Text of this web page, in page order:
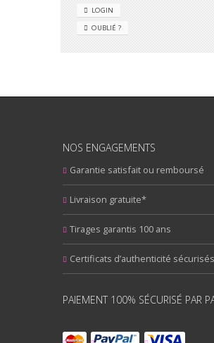
LOGIN
OUBLIÉ ?
NOS ENGAGEMENTS
Garantie satisfait ou remboursé
Livraison gratuite*
Tirages garantis 100 ans
Certificats d’authenticité sécurisés
PAIEMENT 100% SÉCURISÉ PAR